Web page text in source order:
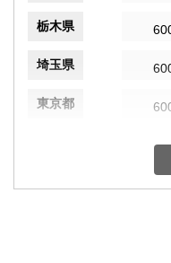
栃木県
埼玉県
東京都